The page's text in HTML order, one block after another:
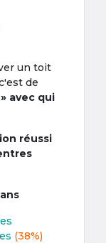
un toit
de
avec qui
réussi
(38%)